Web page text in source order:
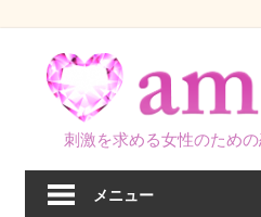
刺激を求める女性のため
メニュー